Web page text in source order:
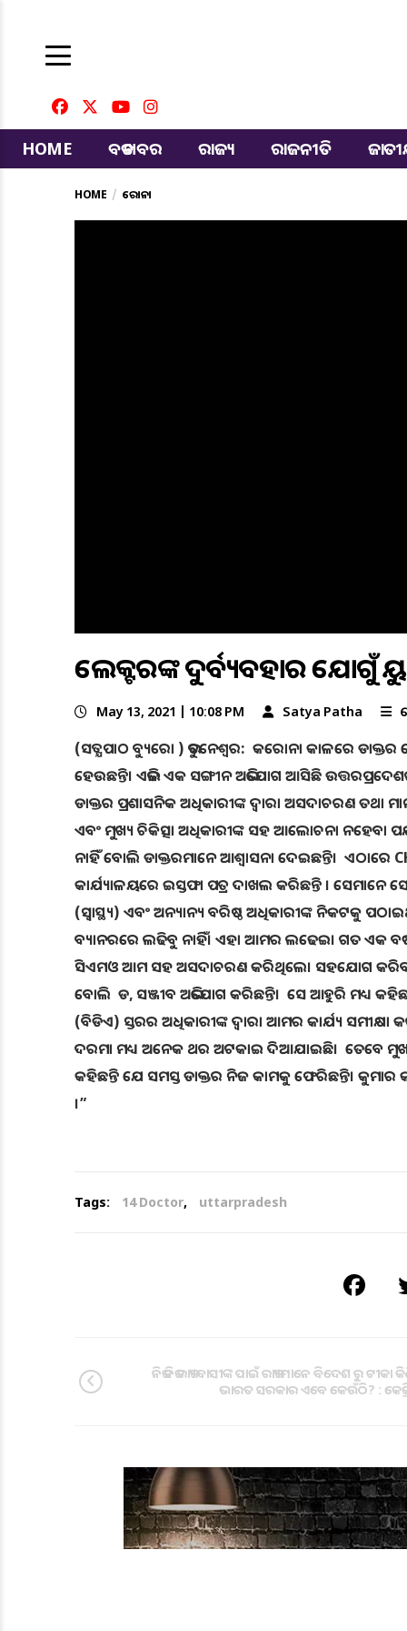
HOME
ବଡ ଖବର ରାଜ୍ୟ ରାଜନୀତି
HOME କରୋନା
କଲେକ୍ଟରଙ୍କ ଦୁର୍ବ୍ୟବହାର ଯୋଗୁଁ
May 13, 2021 | 10:08 PM Satya Patha
(ସତ୍ଯପାଠ ବ୍ୟୁରୋ ) ଭୁବନେଶ୍ୱର: କରୋନା କାଳରେ ଡାକ୍ତର
ହେଉଛନ୍ତି। ଏଭଳି ଏକ ସଙ୍ଗୀନ ଅଭିଯୋଗ ଆସିଛି ଉତ୍ତରପ୍ରଦେଶର
ଡାକ୍ତର ପ୍ରଶାସନିକ ଅଧିକାରୀଙ୍କ ଦ୍ୱାରା ଅସଦାଚରଣ ତଥା
ଏବଂ ମୁଖ୍ୟ ଚିକିତ୍ସା ଅଧିକାରୀଙ୍କ ସହ ଆଲୋଚନା ନହେବା
ନାହିଁ ବୋଲି ଡାକ୍ତରମାନେ ଆଶ୍ୱାସନା ଦେଇଛନ୍ତି। ଏଠାରେ
କାର୍ଯ୍ୟାଳୟରେ ଇସ୍ତଫା ପତ୍ର ଦାଖଲ କରିଛନ୍ତି । ସେମାନେ
(ସ୍ୱାସ୍ଥ୍ୟ) ଏବଂ ଅନ୍ୟାନ୍ୟ ବରିଷ୍ଠ ଅଧିକାରୀଙ୍କ ନିକଟକୁ
ବ୍ୟାନରରେ ଲଢିବୁ ନାହିଁ। ଏହା ଆମର ଲଢେଇ। ଗତ ଏକ
ସିଏମଓ ଆମ ସହ ଅସଦାଚରଣ କରିଥିଲେ। ସହଯୋଗ କରିବା
ବୋଲି ଡ, ସଞ୍ଜୀବ ଅଭିଯୋଗ କରିଛନ୍ତି। ସେ ଆହୁରି ମଧ୍ୟ
(ବିଡିଏ) ସ୍ତରର ଅଧିକାରୀଙ୍କ ଦ୍ବାରା ଆମର କାର୍ଯ୍ୟ
ଦରମା ମଧ୍ୟ ଅନେକ ଥର ଅଟକାଇ ଦିଆଯାଇଛି। ତେବେ
କହିଛନ୍ତି ଯେ ସମସ୍ତ ଡାକ୍ତର ନିଜ କାମକୁ ଫେରିଛନ୍ତି। କୁମାର
।”
Tags: 14 Doctor, uttarpradesh
ନିଜ ନିଜ ରାଜ୍ୟବାସୀଙ୍କ ପାଇଁ ରାଜ୍ୟମାନେ ବିଦେଶ ରୁ ଟୀକା
ଭାରତ ସରକାର ଏବେ କେଉଁଠି? :